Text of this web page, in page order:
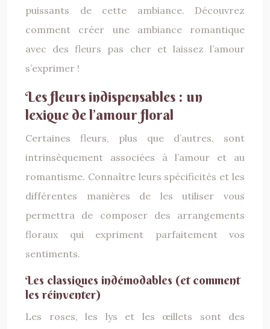
puissants de cette ambiance. Découvrez
comment créer une ambiance romantique
avec des fleurs pas cher et laissez l’amour
s’exprimer !
Les fleurs indispensables : un
lexique de l’amour floral
Certaines fleurs, plus que d’autres, sont
intrinsèquement associées à l’amour et au
romantisme. Connaître leurs spécificités et les
différentes manières de les utiliser vous
permettra de composer des arrangements
floraux qui expriment parfaitement vos
sentiments.
Les classiques indémodables (et comment
les réinventer)
Les roses, les lys et les œillets sont des